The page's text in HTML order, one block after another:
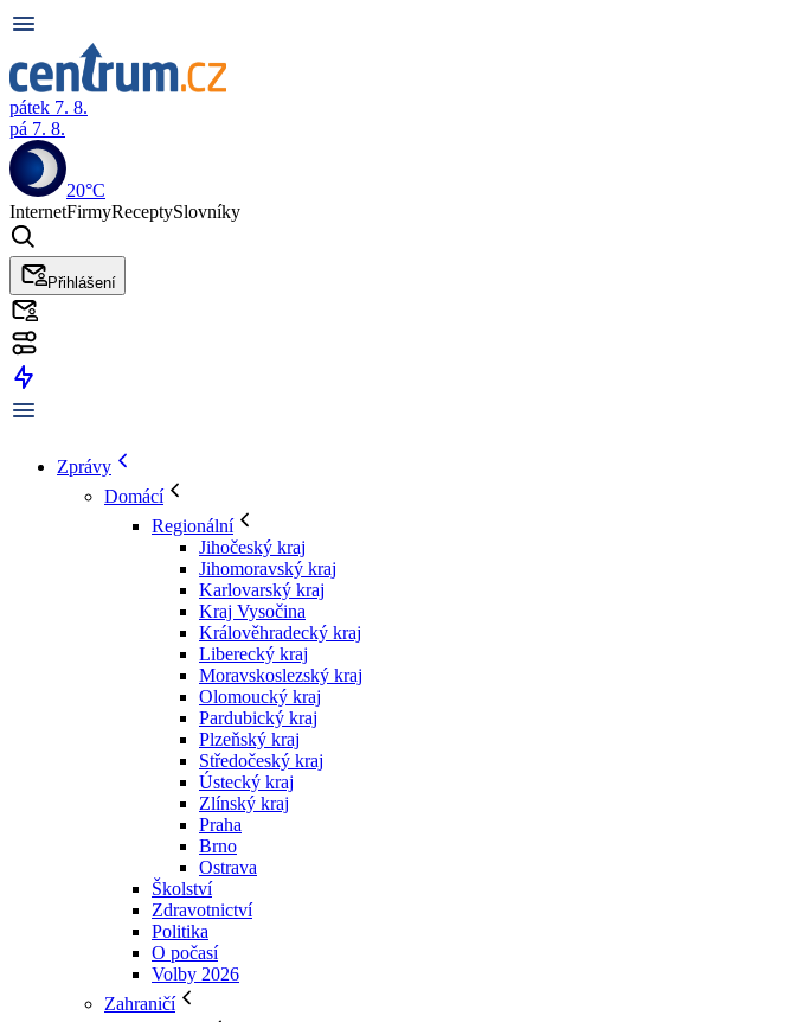
pátek 7. 8.
pá 7. 8.
20°C
InternetFirmyReceptySlovníky
Přihlášení
Zprávy
Domácí
Regionální
Jihočeský kraj
Jihomoravský kraj
Karlovarský kraj
Kraj Vysočina
Králověhradecký kraj
Liberecký kraj
Moravskoslezský kraj
Olomoucký kraj
Pardubický kraj
Plzeňský kraj
Středočeský kraj
Ústecký kraj
Zlínský kraj
Praha
Brno
Ostrava
Školství
Zdravotnictví
Politika
O počasí
Volby 2026
Zahraničí